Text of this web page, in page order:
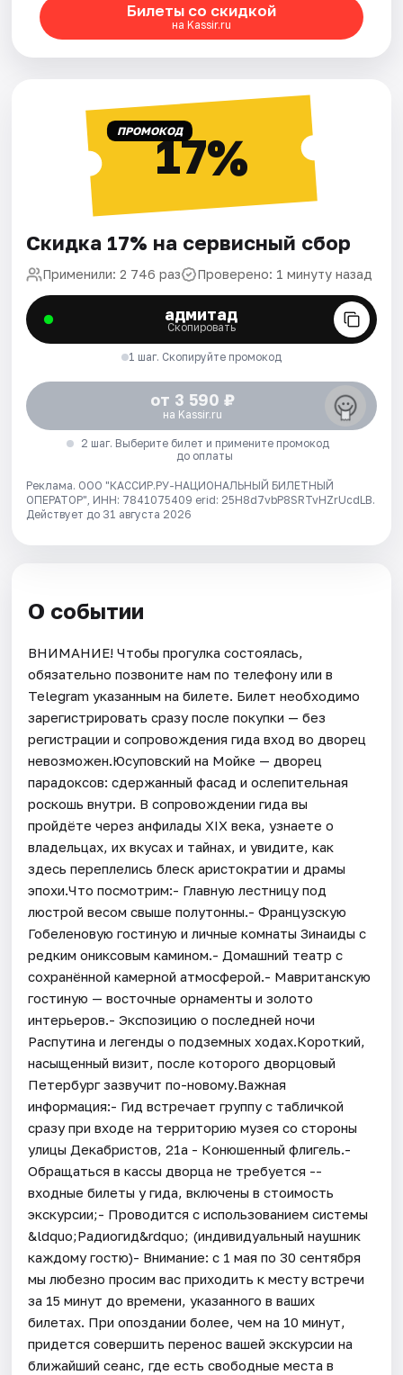
Билеты со скидкой
на Kassir.ru
ПРОМОКОД17%
Скидка 17% на сервисный сбор
Применили: 2 746 раз Проверено: 1 минуту назад
адмитад
Скопировать
1 шаг. Скопируйте промокод
от 3 590 ₽
на Kassir.ru
2 шаг. Выберите билет и примените промокод
до оплаты
Реклама. ООО "КАССИР.РУ-НАЦИОНАЛЬНЫЙ БИЛЕТНЫЙ
ОПЕРАТОР", ИНН: 7841075409 erid: 25H8d7vbP8SRTvHZrUcdLB.
Действует до 31 августа 2026
О событии
ВНИМАНИЕ! Чтобы прогулка состоялась,
обязательно позвоните нам по телефону или в
Telegram указанным на билете. Билет необходимо
зарегистрировать сразу после покупки — без
регистрации и сопровождения гида вход во дворец
невозможен.Юсуповский на Мойке — дворец
парадоксов: сдержанный фасад и ослепительная
роскошь внутри. В сопровождении гида вы
пройдёте через анфилады XIX века, узнаете о
владельцах, их вкусах и тайнах, и увидите, как
здесь переплелись блеск аристократии и драмы
эпохи.Что посмотрим:- Главную лестницу под
люстрой весом свыше полутонны.- Французскую
Гобеленовую гостиную и личные комнаты Зинаиды с
редким ониксовым камином.- Домашний театр с
сохранённой камерной атмосферой.- Мавританскую
гостиную — восточные орнаменты и золото
интерьеров.- Экспозицию о последней ночи
Распутина и легенды о подземных ходах.Короткий,
насыщенный визит, после которого дворцовый
Петербург зазвучит по-новому.Важная
информация:- Гид встречает группу с табличкой
сразу при входе на территорию музея со стороны
улицы Декабристов, 21а - Конюшенный флигель.-
Обращаться в кассы дворца не требуется --
входные билеты у гида, включены в стоимость
экскурсии;- Проводится с использованием системы
&ldquo;Радиогид&rdquo; (индивидуальный наушник
каждому гостю)- Внимание: с 1 мая по 30 сентября
мы любезно просим вас приходить к месту встречи
за 15 минут до времени, указанного в ваших
билетах. При опоздании более, чем на 10 минут,
придется совершить перенос вашей экскурсии на
ближайший сеанс, где есть свободные места в